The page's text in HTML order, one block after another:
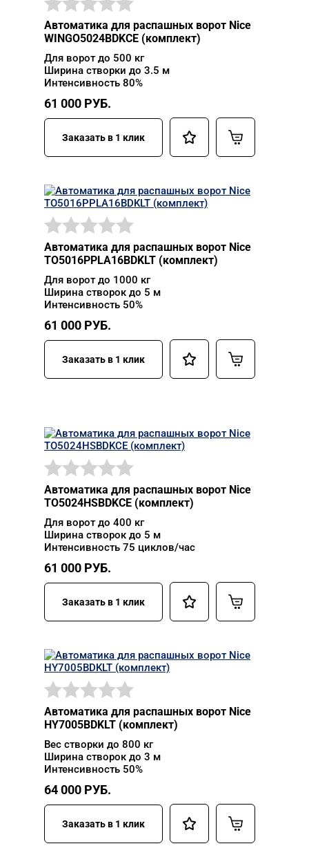
Автоматика для распашных ворот Nice
WINGO5024BDKCE (комплект)
Для ворот до 500 кг
Ширина створки до 3.5 м
Интенсивность 80%
61 000 РУБ.
Заказать в 1 клик
Автоматика для распашных ворот Nice
TO5016PPLA16BDKLT (комплект)
Для ворот до 1000 кг
Ширина створок до 5 м
Интенсивность 50%
61 000 РУБ.
Заказать в 1 клик
Автоматика для распашных ворот Nice
TO5024HSBDKCE (комплект)
Для ворот до 400 кг
Ширина створок до 5 м
Интенсивность 75 циклов/час
61 000 РУБ.
Заказать в 1 клик
Автоматика для распашных ворот Nice
HY7005BDKLT (комплект)
Вес створки до 800 кг
Ширина створок до 3 м
Интенсивность 50%
64 000 РУБ.
Заказать в 1 клик